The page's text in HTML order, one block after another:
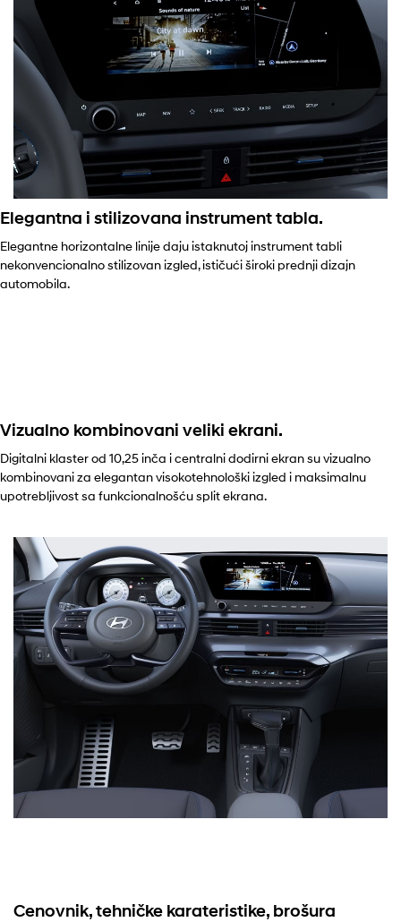
Elegantna i stilizovana instrument tabla.
Elegantne horizontalne linije daju istaknutoj instrument tabli
nekonvencionalno stilizovan izgled, ističući široki prednji dizajn
automobila.
Vizualno kombinovani veliki ekrani.
Digitalni klaster od 10,25 inča i centralni dodirni ekran su vizualno
kombinovani za elegantan visokotehnološki izgled i maksimalnu
upotrebljivost sa funkcionalnošću split ekrana.
Cenovnik, tehničke karateristike, brošura